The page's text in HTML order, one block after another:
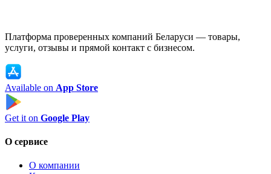
Платформа проверенных компаний Беларуси — товары,
услуги, отзывы и прямой контакт с бизнесом.
Available on App Store
Get it on Google Play
О сервисе
О компании